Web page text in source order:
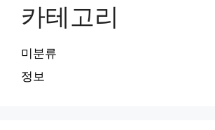
카테고리
미분류
정보